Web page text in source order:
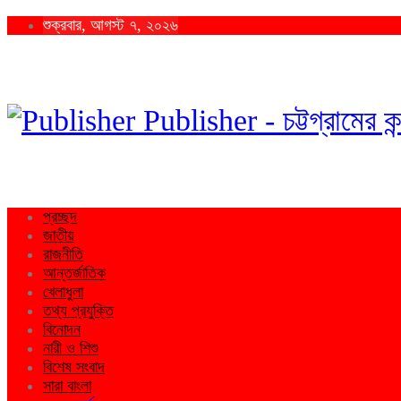
শুক্রবার, আগস্ট ৭, ২০২৬
Publisher - চট্টগ্রামের
প্রচ্ছদ
জাতীয়
রাজনীতি
আন্তর্জাতিক
খেলাধুলা
তথ্য প্রযুক্তি
বিনোদন
নারী ও শিশু
বিশেষ সংবাদ
সারা বাংলা